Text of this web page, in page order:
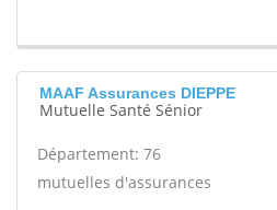
MAAF Assurances DIEPPE
Mutuelle Santé Sénior
Département: 76
mutuelles d'assurances